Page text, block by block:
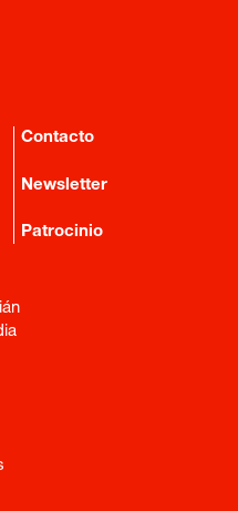
Contacto
Newsletter
Patrocinio